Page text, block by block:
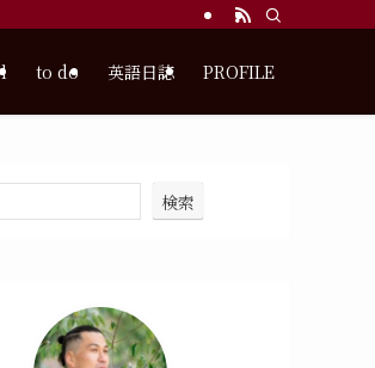
to do 英語日誌 PROFILE
検索